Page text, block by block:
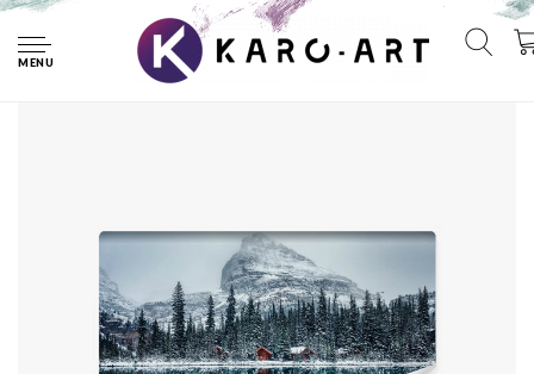
MENU
Fotobehang - meer O'Hara Canada, premium print,
inclusief behanglijm